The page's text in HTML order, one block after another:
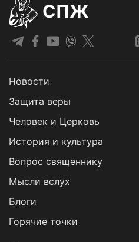
СПЖ
Новости
Защита веры
Человек и Церковь
История и культура
Вопрос священнику
Мысли вслух
Блоги
Горячие точки